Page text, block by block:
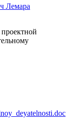
Лемара